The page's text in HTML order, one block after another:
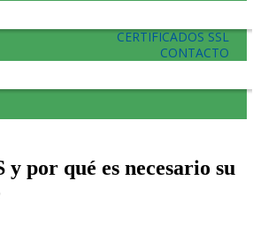
CERTIFICADOS SSL
CONTACTO
y por qué es necesario su